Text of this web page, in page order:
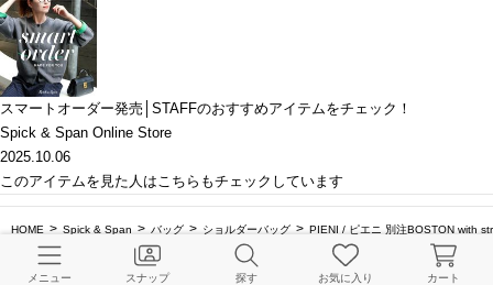
スマートオーダー発売│STAFFのおすすめアイテムをチェック！
Spick & Span Online Store
2025.10.06
このアイテムを見た人はこちらもチェックしています
HOME Spick & Span バッグ ショルダーバッグ PIENI / ピエニ 別注BOSTON with
メニュー スナップ 探す お気に入り カート